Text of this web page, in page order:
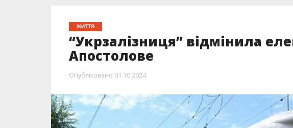
ЖИТТЯ
“Укрзалізниця” відмінила
Апостолове
Опубліковано 01.10.2024